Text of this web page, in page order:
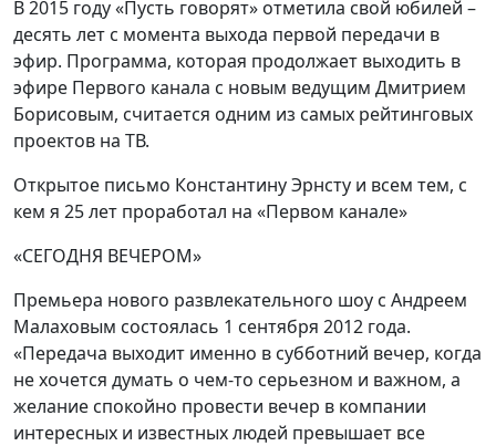
В 2015 году «Пусть говорят» отметила свой юбилей –
десять лет с момента выхода первой передачи в
эфир. Программа, которая продолжает выходить в
эфире Первого канала с новым ведущим Дмитрием
Борисовым, считается одним из самых рейтинговых
проектов на ТВ.
Открытое письмо Константину Эрнсту и всем тем, с
кем я 25 лет проработал на «Первом канале»
«СЕГОДНЯ ВЕЧЕРОМ»
Премьера нового развлекательного шоу с Андреем
Малаховым состоялась 1 сентября 2012 года.
«Передача выходит именно в субботний вечер, когда
не хочется думать о чем-то серьезном и важном, а
желание спокойно провести вечер в компании
интересных и известных людей превышает все